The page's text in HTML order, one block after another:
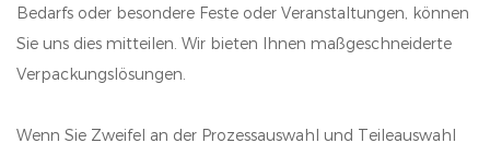
Bedarfs oder besondere Feste oder Veranstaltungen, können
Sie uns dies mitteilen. Wir bieten Ihnen maßgeschneiderte
Verpackungslösungen.
Wenn Sie Zweifel an der Prozessauswahl und Teileauswahl